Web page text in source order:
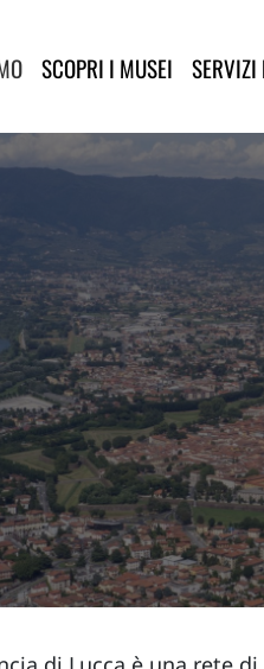
della
SCOPRI I MUSEI SERVIZI